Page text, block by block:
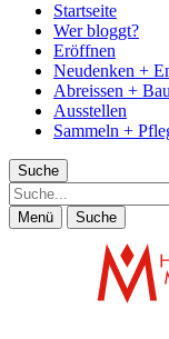
Startseite
Wer bloggt?
Eröffnen
Neudenken +
Abreissen +
Ausstellen
Sammeln +
Suche
Suche
Menü Suche